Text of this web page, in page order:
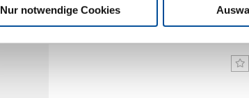
Nur notwendige Cookies